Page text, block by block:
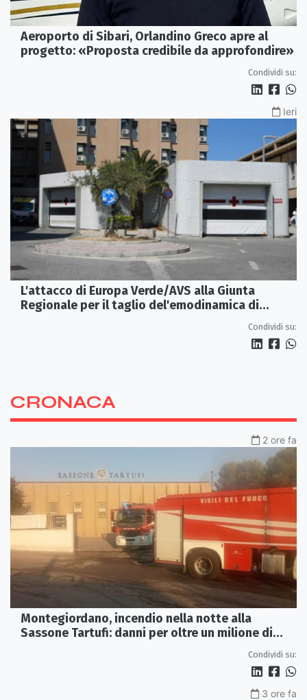
Aeroporto di Sibari, Orlandino Greco apre al
progetto: «Proposta credibile da approfondire»
Condividi su:
Ieri
L'attacco di Europa Verde/AVS alla Giunta
Regionale per il taglio del'emodinamica di
Condividi su:
CRONACA
2 ore fa
Montegiordano, incendio nella notte alla
Sassone Tartufi: danni per oltre un milione di
Condividi su:
3 ore fa